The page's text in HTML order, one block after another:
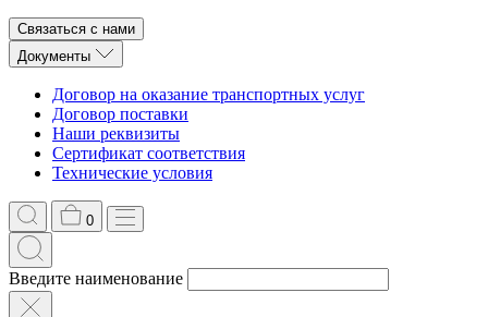
Связаться с нами
Документы
Договор на оказание транспортных услуг
Договор поставки
Наши реквизиты
Сертификат соответствия
Технические условия
0
Введите наименование